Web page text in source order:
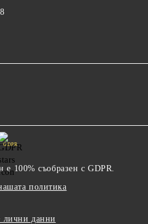
GDPR
100% съобразен с GDPR.
политика
лични данни